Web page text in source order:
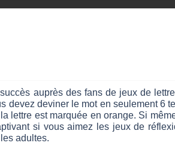
auprès des fans de jeux de
devez deviner le mot en seulement 6
lettre est marquée en orange. Si
si vous aimez les jeux de
adultes.